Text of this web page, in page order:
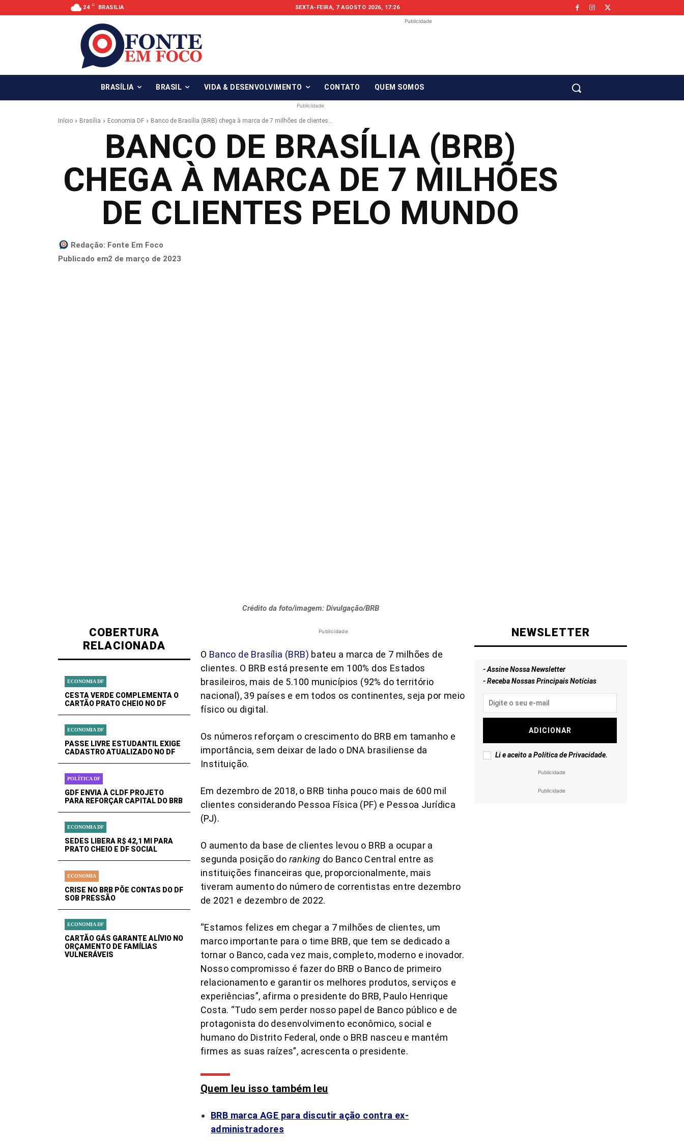
24 C BRASILIA SEXTA-FEIRA, 7 AGOSTO 2026, 17:26
Publicidade
BRASÍLIA BRASIL VIDA & DESENVOLVIMENTO CONTATO QUEM SOMOS
Publicidade
Início Brasília Economia DF Banco de Brasília (BRB) chega à marca de 7 milhões de clientes...
BANCO DE BRASÍLIA (BRB)
CHEGA À MARCA DE 7 MILHÕES
DE CLIENTES PELO MUNDO
Redação: Fonte Em Foco
Publicado em2 de março de 2023
Crédito da foto/imagem: Divulgação/BRB
COBERTURA
RELACIONADA
ECONOMIA DF
CESTA VERDE COMPLEMENTA O
CARTÃO PRATO CHEIO NO DF
ECONOMIA DF
PASSE LIVRE ESTUDANTIL EXIGE
CADASTRO ATUALIZADO NO DF
POLÍTICA DF
GDF ENVIA À CLDF PROJETO
PARA REFORÇAR CAPITAL DO BRB
ECONOMIA DF
SEDES LIBERA R$ 42,1 MI PARA
PRATO CHEIO E DF SOCIAL
ECONOMIA
CRISE NO BRB PÕE CONTAS DO DF
SOB PRESSÃO
ECONOMIA DF
CARTÃO GÁS GARANTE ALÍVIO NO
ORÇAMENTO DE FAMÍLIAS
VULNERÁVEIS
Publicidade
O Banco de Brasília (BRB) bateu a marca de 7 milhões de
clientes. O BRB está presente em 100% dos Estados
brasileiros, mais de 5.100 municípios (92% do território
nacional), 39 países e em todos os continentes, seja por meio
físico ou digital.
Os números reforçam o crescimento do BRB em tamanho e
importância, sem deixar de lado o DNA brasiliense da
Instituição.
Em dezembro de 2018, o BRB tinha pouco mais de 600 mil
clientes considerando Pessoa Física (PF) e Pessoa Jurídica
(PJ).
O aumento da base de clientes levou o BRB a ocupar a
segunda posição do ranking do Banco Central entre as
instituições financeiras que, proporcionalmente, mais
tiveram aumento do número de correntistas entre dezembro
de 2021 e dezembro de 2022.
“Estamos felizes em chegar a 7 milhões de clientes, um
marco importante para o time BRB, que tem se dedicado a
tornar o Banco, cada vez mais, completo, moderno e inovador.
Nosso compromisso é fazer do BRB o Banco de primeiro
relacionamento e garantir os melhores produtos, serviços e
experiências”, afirma o presidente do BRB, Paulo Henrique
Costa. “Tudo sem perder nosso papel de Banco público e de
protagonista do desenvolvimento econômico, social e
humano do Distrito Federal, onde o BRB nasceu e mantém
firmes as suas raízes”, acrescenta o presidente.
Quem leu isso também leu
BRB marca AGE para discutir ação contra ex-
administradores
NEWSLETTER
- Assine Nossa Newsletter
- Receba Nossas Principais Notícias
ADICIONAR
Li e aceito aPolítica de Privacidade.
Publicidade
Publicidade